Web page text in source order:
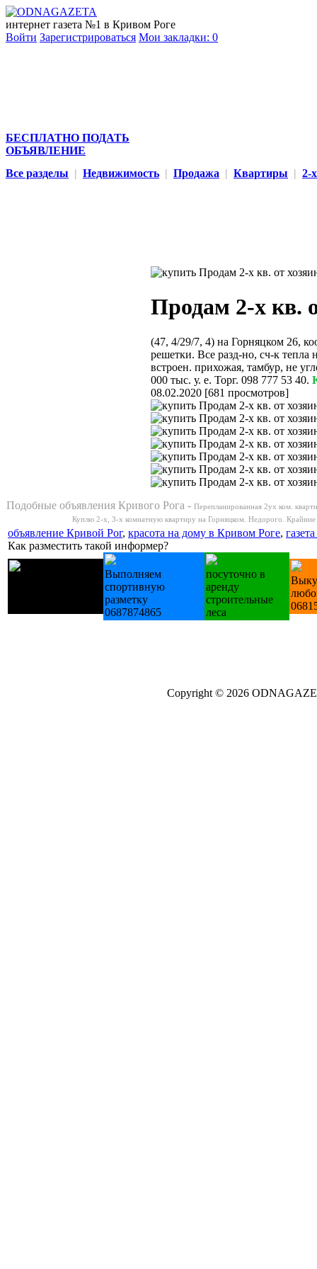
интернет газета №1 в Кривом Роге
Войти Зарегистрироваться Мои закладки: 0
БЕСПЛАТНО ПОДАТЬ
ОБЪЯВЛЕНИЕ
Все разделы | Недвижимость | Продажа | Квартиры | 2-
Продам 2-х кв.
(47, 4/29/7, 4) на Горняцком 26,
решетки. Все разд-но, сч-к тепла
встроен. прихожая, тамбур, не
000 тыс. у. е. Торг. 098 777 53 40.
08.02.2020 [681 просмотров]
Подобные объявления Кривого Рога -Перепланированная 2ух ком.
Куплю 2-х, 3-х комнатную квартиру на Горняцком. Недорого.
объявление Кривой Рог, красота на дому в Кривом Роге,
Как разместить такой информер?
Выполняем
спортивную
разметку
0687874865
посуточно в
аренду
строительные
леса
Copyright © 2026